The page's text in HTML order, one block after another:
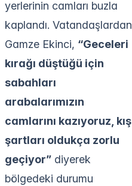
yerlerinin camları buzla
kaplandı. Vatandaşlardan
Gamze Ekinci, “Geceleri
kırağı düştüğü için
sabahları
arabalarımızın
camlarını kazıyoruz, kış
şartları oldukça zorlu
geçiyor” diyerek
bölgedeki durumu